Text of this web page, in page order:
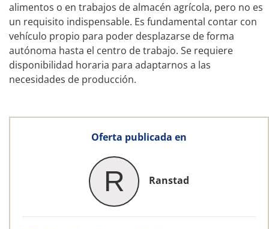
alimentos o en trabajos de almacén agrícola, pero no es
un requisito indispensable. Es fundamental contar con
vehículo propio para poder desplazarse de forma
autónoma hasta el centro de trabajo. Se requiere
disponibilidad horaria para adaptarnos a las
necesidades de producción.
Oferta publicada en
R Ranstad